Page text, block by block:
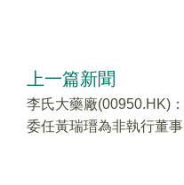
上一篇新聞
李氏大藥廠(00950.HK)：
委任黃瑞瑨為非執行董事